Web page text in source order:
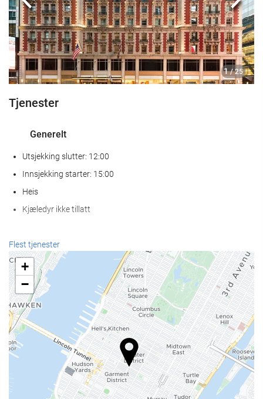
1 / 25
Forrige
Tjenester
Generelt
Utsjekking slutter: 12:00
Innsjekking starter: 15:00
Heis
Kjæledyr ikke tillatt
Mat og Drikke
À la carte-restaurant
Bar
Kafé på overnattingsstedet
Resepsjonstjenester
Døgnåpen resepsjon
Bagasjeoppbevaring
Flest tjenester
+
−